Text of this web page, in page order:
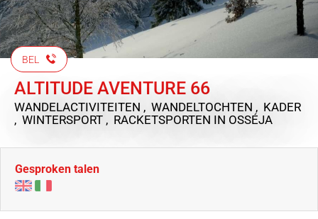
BEL
ALTITUDE AVENTURE 66
WANDELACTIVITEITEN , WANDELTOCHTEN , KADER
, WINTERSPORT , RACKETSPORTEN IN OSSÉJA
Gesproken talen